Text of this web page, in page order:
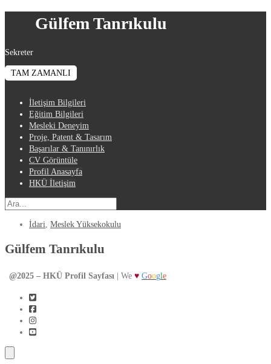
Gülfem Tanrıkulu
Sekreter
TAM ZAMANLI
İletişim Bilgileri
Eğitim Bilgileri
Mesleki Deneyim
Proje, Patent & Tasarım
Başarılar & Tanınırlık
CV Görüntüle
Profil Anasayfa
HKÜ İletişim
İdari Meslek Yüksekokulu
Gülfem Tanrıkulu
@2025 – HKÜ Profil Sayfası | We ♥ Google